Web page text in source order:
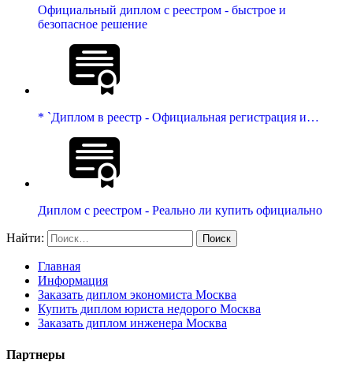
Официальный диплом с реестром - быстрое и
безопасное решение
* `Диплом в реестр - Официальная регистрация и…
Диплом с реестром - Реально ли купить официально
Найти:
Главная
Информация
Заказать диплом экономиста Москва
Купить диплом юриста недорого Москва
Заказать диплом инженера Москва
Партнеры